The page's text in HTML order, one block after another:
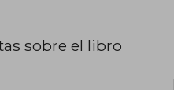
sobre el libro